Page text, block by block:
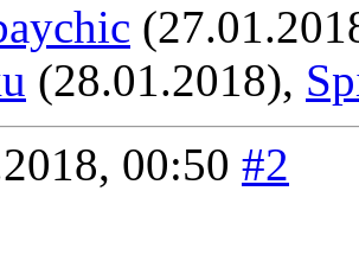
(28.01.2018),
00:50 #2